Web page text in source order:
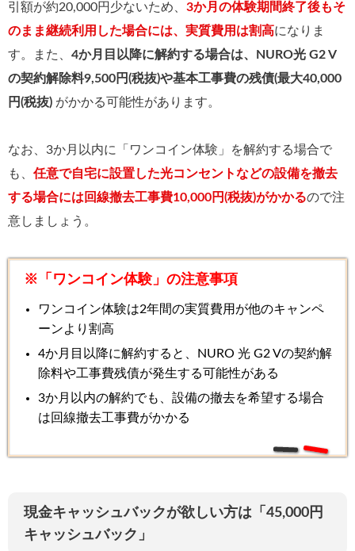
引額が約20,000円少ないため、 3か月の体験期間終了後もそ
のまま継続利用した場合には、実質費用は割高になりま
す。また、 4か月目以降に解約する場合は、NURO光 G2 V
の契約解除料9,500円(税抜)や基本工事費の残債(最大40,000
円(税抜) がかかる可能性があります。
なお、3か月以内に「ワンコイン体験」を解約する場合で
も、 任意で自宅に設置した光コンセントなどの設備を撤去
する場合には回線撤去工事費10,000円(税抜)がかかるので注
意しましょう。
※「ワンコイン体験」の注意事項
ワンコイン体験は2年間の実質費用が他のキャンペ
ーンより割高
4か月目以降に解約すると、NURO 光 G2 Vの契約解
除料や工事費残債が発生する可能性がある
3か月以内の解約でも、設備の撤去を希望する場合
は回線撤去工事費がかかる
現金キャッシュバックが欲しい方は「45,000円
キャッシュバック」